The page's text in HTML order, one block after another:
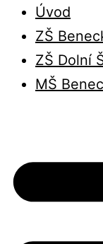
Úvod
ZŠ
ZŠ Dolní
MŠ